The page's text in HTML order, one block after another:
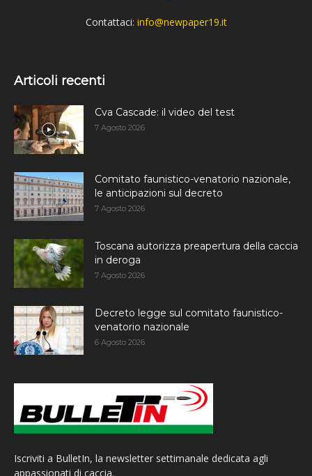
Contattaci: info@newpaper19.it
Articoli recenti
Cva Cascade: il video del test
7 Agosto 2026
Comitato faunistico-venatorio nazionale,
le anticipazioni sul decreto
7 Agosto 2026
Toscana autorizza preapertura della caccia
in deroga
7 Agosto 2026
Decreto legge sul comitato faunistico-
venatorio nazionale
6 Agosto 2026
Iscriviti a BulletIn, la newsletter settimanale dedicata agli
appassionati di caccia.